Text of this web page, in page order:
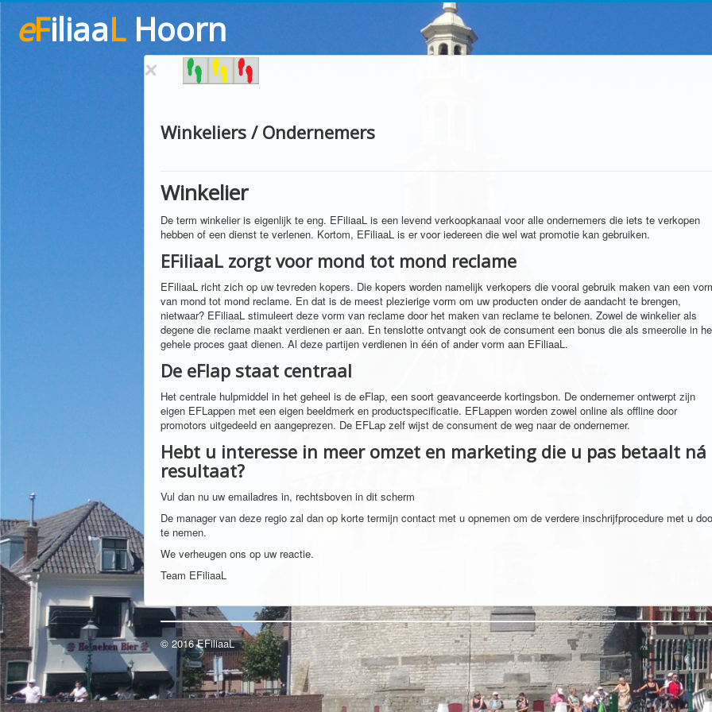
eFiliaaLHoorn
Winkeliers / Ondernemers
Winkelier
De term winkelier is eigenlijk te eng. EFiliaaL is een levend verkoopkanaal voor alle ondernemers die iets te verkopen
hebben of een dienst te verlenen. Kortom, EFiliaaL is er voor iedereen die wel wat promotie kan gebruiken.
EFiliaaL zorgt voor mond tot mond reclame
EFiliaaL richt zich op uw tevreden kopers. Die kopers worden namelijk verkopers die vooral gebruik maken van een
van mond tot mond reclame. En dat is de meest plezierige vorm om uw producten onder de aandacht te brengen,
nietwaar? EFiliaaL stimuleert deze vorm van reclame door het maken van reclame te belonen. Zowel de winkelier als
degene die reclame maakt verdienen er aan. En tenslotte ontvangt ook de consument een bonus die als smeerolie in
gehele proces gaat dienen. Al deze partijen verdienen in één of ander vorm aan EFiliaaL.
De eFlap staat centraal
Het centrale hulpmiddel in het geheel is de eFlap, een soort geavanceerde kortingsbon. De ondernemer ontwerpt zijn
eigen EFLappen met een eigen beeldmerk en productspecificatie. EFLappen worden zowel online als offline door
promotors uitgedeeld en aangeprezen. De EFLap zelf wijst de consument de weg naar de ondernemer.
Hebt u interesse in meer omzet en marketing die u pas betaalt ná
resultaat?
Vul dan nu uw emailadres in, rechtsboven in dit scherm
De manager van deze regio zal dan op korte termijn contact met u opnemen om de verdere inschrijfprocedure met u
te nemen.
We verheugen ons op uw reactie.
Team EFiliaaL
© 2016 EFiliaaL